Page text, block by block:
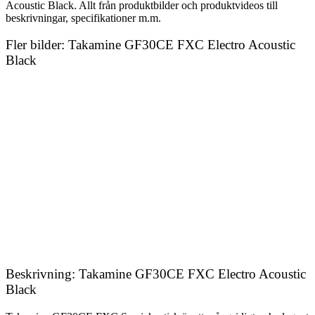
Acoustic Black. Allt från produktbilder och produktvideos till
beskrivningar, specifikationer m.m.
Fler bilder: Takamine GF30CE FXC Electro Acoustic
Black
Beskrivning: Takamine GF30CE FXC Electro Acoustic
Black